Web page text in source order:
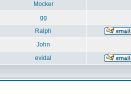
Mocker
gg
Ralph
John
evidal